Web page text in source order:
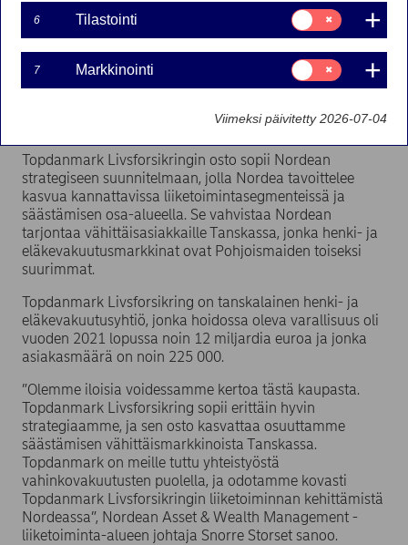
Forsikringin (”Topdanmark”) kanssa sopimuksen
Topdanmarkin henki- ja eläkevakuutustoimintojen*
(”Topdanmark Livsforsikring”) ostamisesta. Kauppa
täydentää Nordean henki- ja
eläkevakuutustuotteiden valikoimaa Pohjoismaissa
Topdanmark Livsforsikringin osto sopii Nordean
strategiseen suunnitelmaan, jolla Nordea tavoittelee
kasvua kannattavissa liiketoimintasegmenteissä ja
säästämisen osa-alueella. Se vahvistaa Nordean
tarjontaa vähittäisasiakkaille Tanskassa, jonka henki- ja
eläkevakuutusmarkkinat ovat Pohjoismaiden toiseksi
suurimmat.
Topdanmark Livsforsikring on tanskalainen henki- ja
eläkevakuutusyhtiö, jonka hoidossa oleva varallisuus oli
vuoden 2021 lopussa noin 12 miljardia euroa ja jonka
asiakasmäärä on noin 225 000.
”Olemme iloisia voidessamme kertoa tästä kaupasta.
Topdanmark Livsforsikring sopii erittäin hyvin
strategiaamme, ja sen osto kasvattaa osuuttamme
säästämisen vähittäismarkkinoista Tanskassa.
Topdanmark on meille tuttu yhteistyöstä
vahinkovakuutusten puolella, ja odotamme kovasti
Topdanmark Livsforsikringin liiketoiminnan kehittämistä
Nordeassa”, Nordean Asset & Wealth Management -
liiketoiminta-alueen johtaja Snorre Storset sanoo.
6 Tilastointi
Suostumusvalinta:
Tilastointi
7 Markkinointi
Suostumusvalinta:
Markkinointi
Viimeksi päivitetty 2026-07-04